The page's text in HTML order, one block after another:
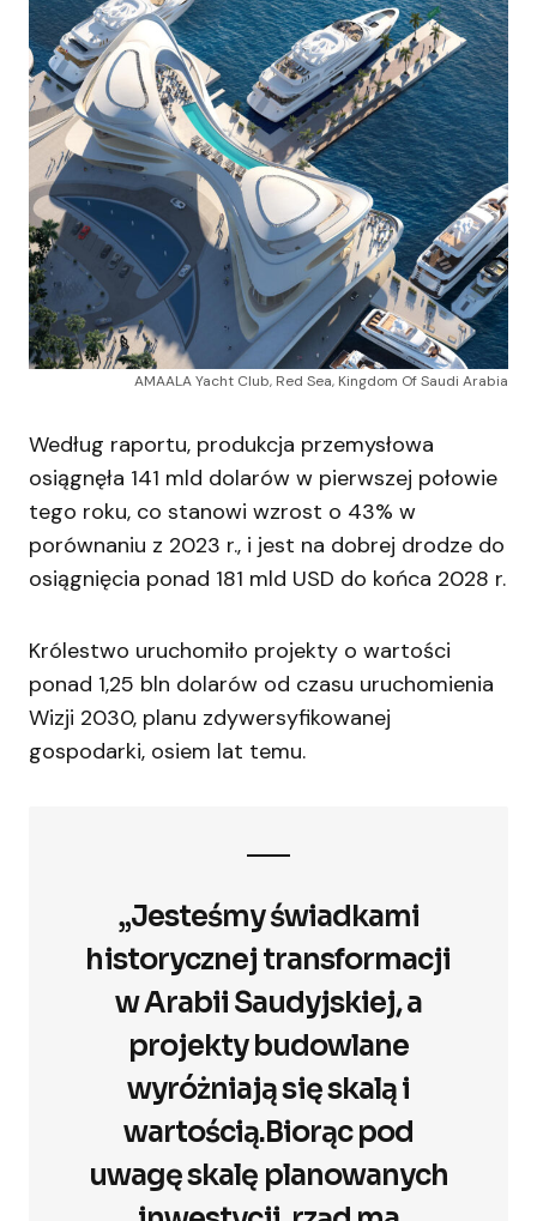
AMAALA Yacht Club, Red Sea, Kingdom Of Saudi Arabia
Według raportu, produkcja przemysłowa
osiągnęła 141 mld dolarów w pierwszej połowie
tego roku, co stanowi wzrost o 43% w
porównaniu z 2023 r., i jest na dobrej drodze do
osiągnięcia ponad 181 mld USD do końca 2028 r.
Królestwo uruchomiło projekty o wartości
ponad 1,25 bln dolarów od czasu uruchomienia
Wizji 2030, planu zdywersyfikowanej
gospodarki, osiem lat temu.
„Jesteśmy świadkami
historycznej transformacji
w Arabii Saudyjskiej, a
projekty budowlane
wyróżniają się skalą i
wartością.Biorąc pod
uwagę skalę planowanych